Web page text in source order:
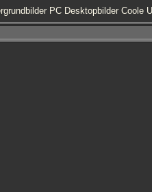
PC Desktopbilder Coole